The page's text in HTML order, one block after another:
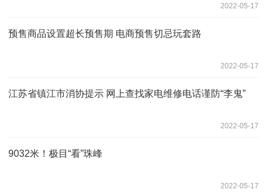
2022-05-17
预售商品设置超长预售期 电商预售切忌玩套路
2022-05-17
江苏省镇江市消协提示 网上查找家电维修电话谨防“李鬼”
2022-05-17
9032米！极目“看”珠峰
2022-05-17